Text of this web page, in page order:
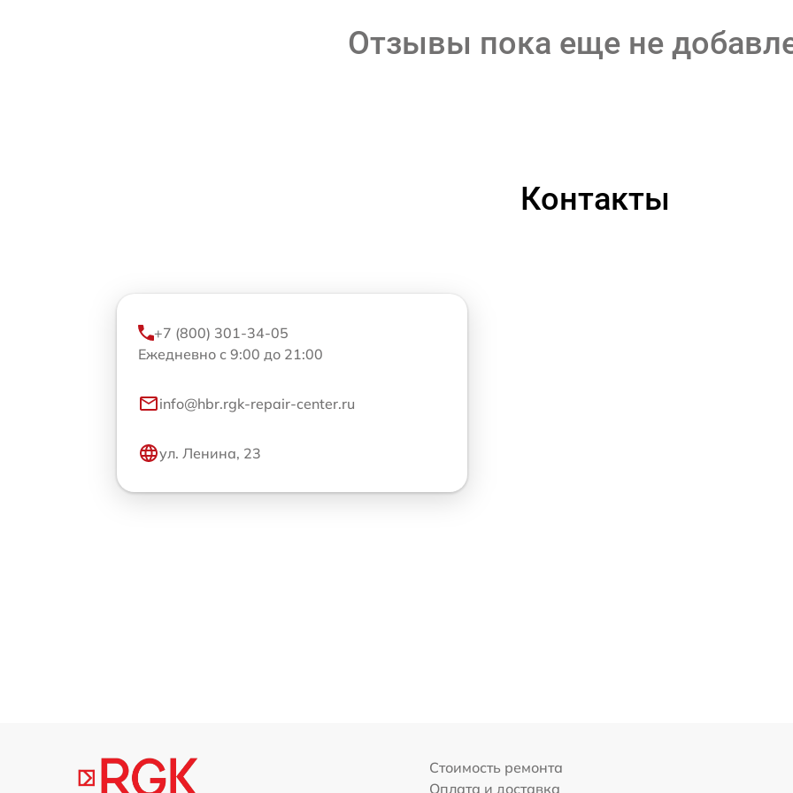
Отзывы пока еще не
Контакты
+7 (800) 301-34-05
Ежедневно с 9:00 до 21:00
info@hbr.rgk-repair-center.ru
ул. Ленина, 23
Стоимость ремонта
Оплата и доставка